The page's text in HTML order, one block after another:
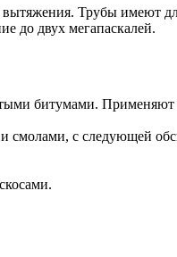
вытяжения. Трубы имеют
до двух мегапаскалей.
битумами. Применяют
смолами, с следующей